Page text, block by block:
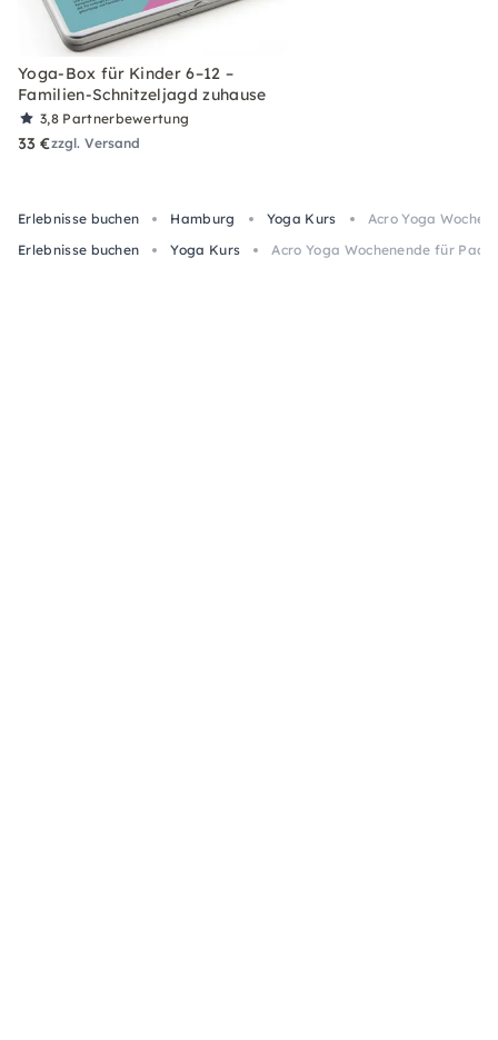
Yoga-Box für Kinder 6–12 –
Familien-Schnitzeljagd zuhause
3,8 Partnerbewertung
33 €zzgl. Versand
Erlebnisse buchen Hamburg Yoga Kurs
Acro Yoga
Erlebnisse buchen
Yoga Kurs Acro Yoga Wochenende für